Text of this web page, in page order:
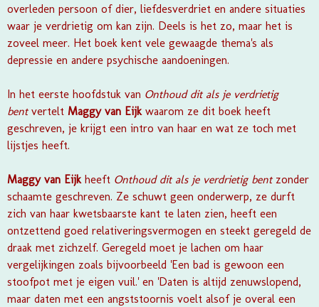
overleden persoon of dier, liefdesverdriet en andere situaties
waar je verdrietig om kan zijn. Deels is het zo, maar het is
zoveel meer. Het boek kent vele gewaagde thema's als
depressie en andere psychische aandoeningen.
In het eerste hoofdstuk van Onthoud dit als je verdrietig
bentvertelt Maggy van Eijkwaarom ze dit boek heeft
geschreven, je krijgt een intro van haar en wat ze toch met
lijstjes heeft.
Maggy van Eijkheeft Onthoud dit als je verdrietig bentzonder
schaamte geschreven. Ze schuwt geen onderwerp, ze durft
zich van haar kwetsbaarste kant te laten zien, heeft een
ontzettend goed relativeringsvermogen en steekt geregeld de
draak met zichzelf. Geregeld moet je lachen om haar
vergelijkingen zoals bijvoorbeeld 'Een bad is gewoon een
stoofpot met je eigen vuil.' en 'Daten is altijd zenuwslopend,
maar daten met een angststoornis voelt alsof je overal een